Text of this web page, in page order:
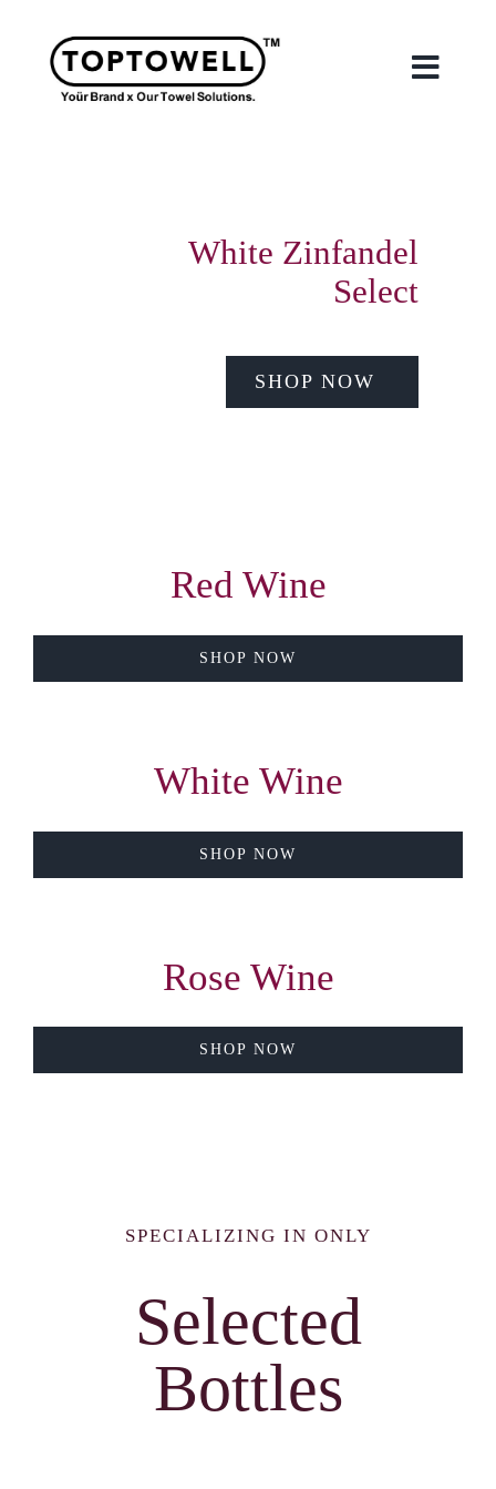
Toggle
關於我們
合作案例
White Zinfandel
Select
SHOP NOW
Red Wine
SHOP NOW
White Wine
SHOP NOW
Rose Wine
SHOP NOW
SPECIALIZING IN ONLY
Selected
Bottles